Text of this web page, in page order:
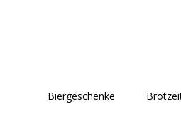
Biergeschenke